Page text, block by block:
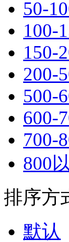
50-
100-
150-
200-
500-
600-
700-
800
排序方
默认